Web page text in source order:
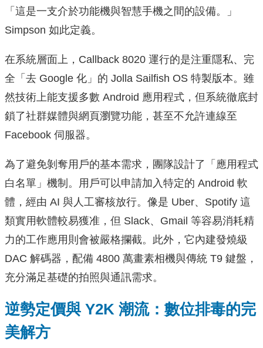
「這是一支介於功能機與智慧手機之間的設備。」
Simpson 如此定義。
在系統層面上，Callback 8020 運行的是注重隱私、完
全「去 Google 化」的 Jolla Sailfish OS 特製版本。雖
然技術上能支援多數 Android 應用程式，但系統徹底封
鎖了社群媒體與網頁瀏覽功能，甚至不允許連線至
Facebook 伺服器。
為了避免剝奪用戶的基本需求，團隊設計了「應用程式
白名單」機制。用戶可以申請加入特定的 Android 軟
體，經由 AI 與人工審核放行。像是 Uber、Spotify 這
類實用軟體較易獲准，但 Slack、Gmail 等容易消耗精
力的工作應用則會被嚴格攔截。此外，它內建發燒級
DAC 解碼器，配備 4800 萬畫素相機與傳統 T9 鍵盤，
充分滿足基礎的拍照與通訊需求。
逆勢定價與 Y2K 潮流：數位排毒的完
美解方